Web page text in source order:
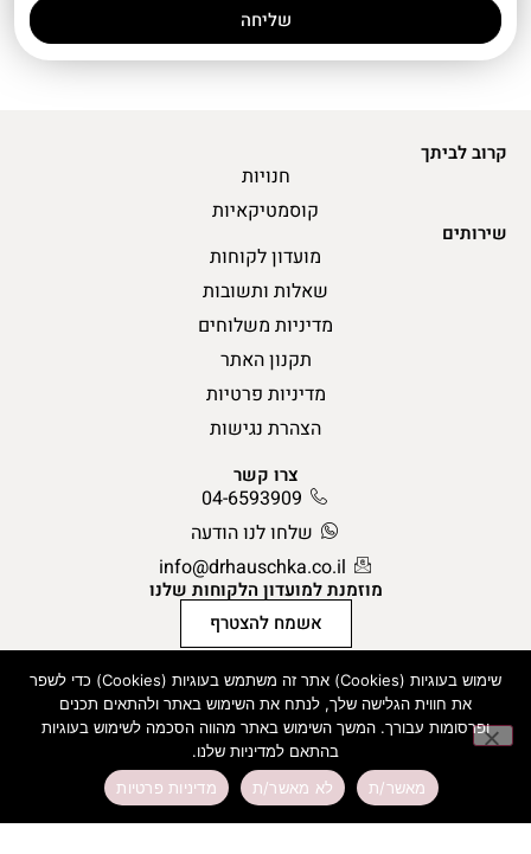
שליחה
קרוב לביתך
חנויות
קוסמטיקאיות
שירותים
מועדון לקוחות
שאלות ותשובות
מדיניות משלוחים
תקנון האתר
מדיניות פרטיות
הצהרת נגישות
צרו קשר
04-6593909
שלחו לנו הודעה
info@drhauschka.co.il
מוזמנת למועדון הלקוחות שלנו
אשמח להצטרף
כל המוצרים של ד”ר האושקה עשויים מרכיבים טבעיים בלבד
שימוש בעוגיות (Cookies) אתר זה משתמש בעוגיות (Cookies) כדי לשפר
את חווית הגלישה שלך, לנתח את השימוש באתר ולהתאים תכנים
ופרסומות עבורך. המשך השימוש באתר מהווה הסכמה לשימוש בעוגיות
בהתאם למדיניות שלנו.
מאשר/ת
לא מאשר/ת מדיניות פרטיות
התחברות/ הצטרפות למועדון